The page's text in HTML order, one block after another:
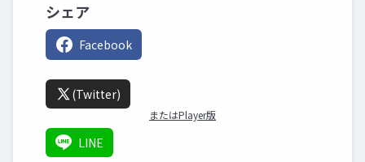
シェア
Facebook
(Twitter)
またはPlayer版
LINE